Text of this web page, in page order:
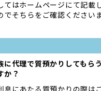
てはホームページにて記載
でそちらをご確認ください
に代理で質預かりしてもら
か？
息にあたる質預かりの際は